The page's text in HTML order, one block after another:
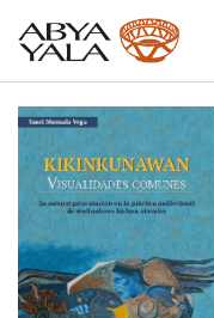
Skip
to
the
end
of
the
images
gallery